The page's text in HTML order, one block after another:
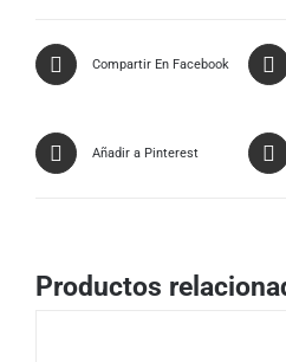
Compartir En Facebook
Añadir a Pinterest
Productos